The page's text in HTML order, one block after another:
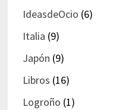
IdeasdeOcio (6)
Italia (9)
Japón (9)
Libros (16)
Logroño (1)